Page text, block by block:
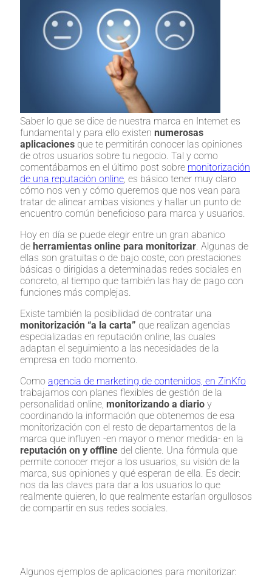
Saber lo que se dice de nuestra marca en Internet es
fundamental y para ello existen numerosas
aplicaciones que te permitirán conocer las opiniones
de otros usuarios sobre tu negocio. Tal y como
comentábamos en el último post sobre monitorización
de una reputación online, es básico tener muy claro
cómo nos ven y cómo queremos que nos vean para
tratar de alinear ambas visiones y hallar un punto de
encuentro común beneficioso para marca y usuarios.
Hoy en día se puede elegir entre un gran abanico
de herramientas online para monitorizar. Algunas de
ellas son gratuitas o de bajo coste, con prestaciones
básicas o dirigidas a determinadas redes sociales en
concreto, al tiempo que también las hay de pago con
funciones más complejas.
Existe también la posibilidad de contratar una
monitorización “a la carta” que realizan agencias
especializadas en reputación online, las cuales
adaptan el seguimiento a las necesidades de la
empresa en todo momento.
Como agencia de marketing de contenidos, en ZinKfo
trabajamos con planes flexibles de gestión de la
personalidad online, monitorizando a diario y
coordinando la información que obtenemos de esa
monitorización con el resto de departamentos de la
marca que influyen -en mayor o menor medida- en la
reputación on y offline del cliente. Una fórmula que
permite conocer mejor a los usuarios, su visión de la
marca, sus opiniones y qué esperan de ella. Es decir:
nos da las claves para dar a los usuarios lo que
realmente quieren, lo que realmente estarían orgullosos
de compartir en sus redes sociales.
Algunos ejemplos de aplicaciones para monitorizar: